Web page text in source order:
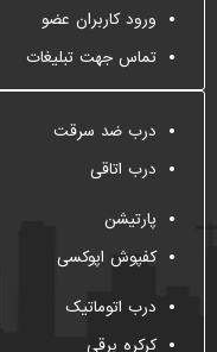
ورود کاربران عضو
تماس جهت تبلیغات
درب ضد سرقت
درب اتاقی
پارتیشن
کفپوش اپوکسی
درب اتوماتیک
کرکره برقی